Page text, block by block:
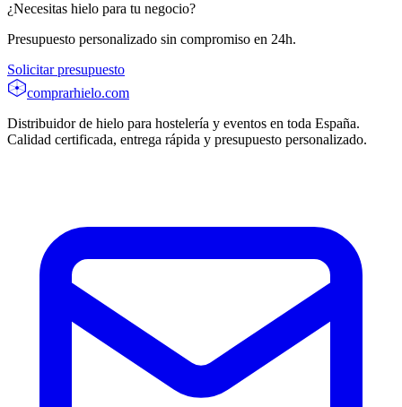
¿Necesitas hielo para tu negocio?
Presupuesto personalizado sin compromiso en 24h.
Solicitar presupuesto
comprarhielo.com
Distribuidor de hielo para hostelería y eventos en toda España.
Calidad certificada, entrega rápida y presupuesto personalizado.